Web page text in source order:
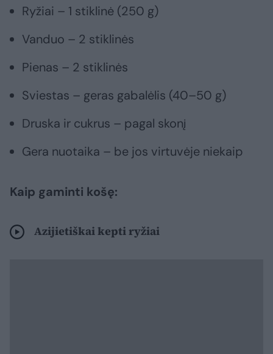
Ryžiai – 1 stiklinė (250 g)
Vanduo – 2 stiklinės
Pienas – 2 stiklinės
Sviestas – geras gabalėlis (40–50 g)
Druska ir cukrus – pagal skonį
Gera nuotaika – be jos virtuvėje niekaip
Kaip gaminti košę:
Azijietiškai kepti ryžiai